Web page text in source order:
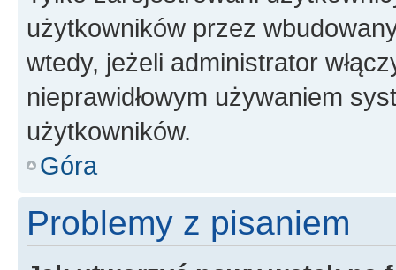
użytkowników przez
wtedy, jeżeli administrator
nieprawidłowym używaniem
użytkowników.
Góra
Problemy z pisaniem